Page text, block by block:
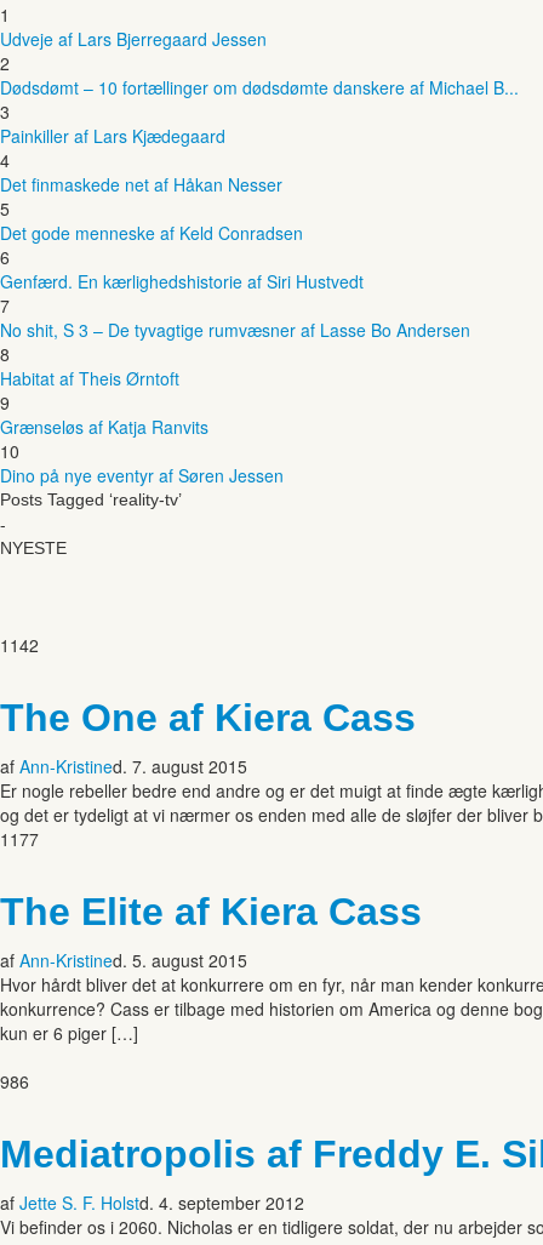
1
Udveje af Lars Bjerregaard Jessen
2
Dødsdømt – 10 fortællinger om dødsdømte danskere af Michael B...
3
Painkiller af Lars Kjædegaard
4
Det finmaskede net af Håkan Nesser
5
Det gode menneske af Keld Conradsen
6
Genfærd. En kærlighedshistorie af Siri Hustvedt
7
No shit, S 3 – De tyvagtige rumvæsner af Lasse Bo Andersen
8
Habitat af Theis Ørntoft
9
Grænseløs af Katja Ranvits
10
Dino på nye eventyr af Søren Jessen
Posts Tagged ‘reality-tv’
-
NYESTE
1142
The One af Kiera Cass
af Ann-Kristined. 7. august 2015
Er nogle rebeller bedre end andre og er det muigt at finde ægte
og det er tydeligt at vi nærmer os enden med alle de sløjfer der
1177
The Elite af Kiera Cass
af Ann-Kristined. 5. august 2015
Hvor hårdt bliver det at konkurrere om en fyr, når man kender
konkurrence? Cass er tilbage med historien om America og denne
kun er 6 piger […]
986
Mediatropolis af Freddy E.
af Jette S. F. Holstd. 4. september 2012
Vi befinder os i 2060. Nicholas er en tidligere soldat, der nu arbejder